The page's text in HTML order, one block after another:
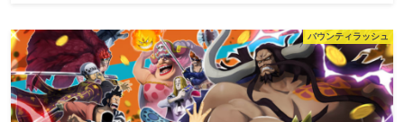
バウンティラッシュ